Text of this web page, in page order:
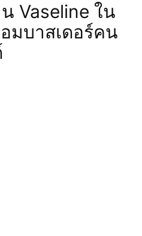
Vaseline ใน
มบาสเดอร์คน